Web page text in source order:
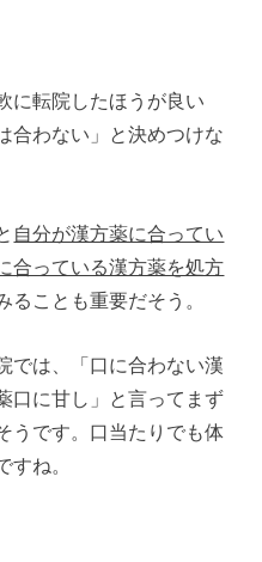
に転院したほうが良い
合わない」と決めつけな
自分が漢方薬に合ってい
合っている漢方薬を処方
ることも重要だそう。
では、「口に合わない漢
口に甘し」と言ってまず
うです。口当たりでも体
すね。